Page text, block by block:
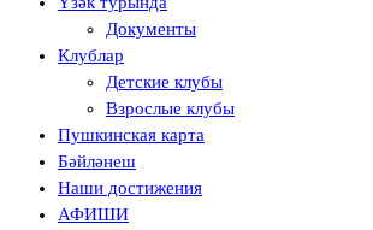
Документы
Клублар
Детские клубы
Взрослые клубы
Пушкинская карта
Бәйләнеш
Наши достижения
АФИШИ